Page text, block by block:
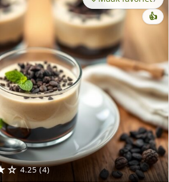
4.25 (4)
👍